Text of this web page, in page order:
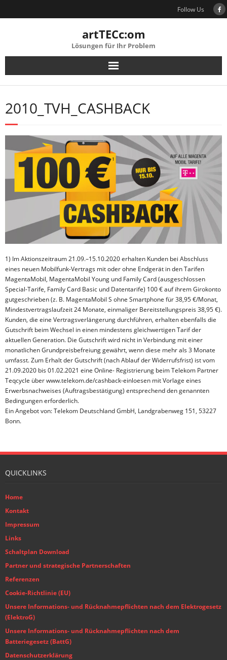
Follow Us
artTECc:om
Lösungen für Ihr Problem
2010_TVH_CASHBACK
1) Im Aktionszeitraum 21.09.–15.10.2020 erhalten Kunden bei Abschluss
eines neuen Mobilfunk-Vertrags mit oder ohne Endgerät in den Tarifen
MagentaMobil, MagentaMobil Young und Family Card (ausgeschlossen
Special-Tarife, Family Card Basic und Datentarife) 100 € auf ihrem Girokonto
gutgeschrieben (z. B. MagentaMobil S ohne Smartphone für 38,95 €/Monat,
Mindestvertragslaufzeit 24 Monate, einmaliger Bereitstellungspreis 38,95 €).
Kunden, die eine Vertragsverlängerung durchführen, erhalten ebenfalls die
Gutschrift beim Wechsel in einen mindestens gleichwertigen Tarif der
aktuellen Generation. Die Gutschrift wird nicht in Verbindung mit einer
monatlichen Grundpreisbefreiung gewährt, wenn diese mehr als 3 Monate
umfasst. Zum Erhalt der Gutschrift (nach Ablauf der Widerrufsfrist) ist vom
21.09.2020 bis 01.02.2021 eine Online- Registrierung beim Telekom Partner
Teqcycle über www.telekom.de/cashback-einloesen mit Vorlage eines
Erwerbsnachweises (Auftragsbestätigung) entsprechend den genannten
Bedingungen erforderlich.
Ein Angebot von: Telekom Deutschland GmbH, Landgrabenweg 151, 53227
Bonn.
QUICKLINKS
Home
Kontakt
Impressum
Links
Schaltplan Download
Partner und strategische Partnerschaften
Referenzen
Cookie-Richtlinie (EU)
Unsere Informations- und Rücknahmepflichten nach dem Elektrogesetz
(ElektroG)
Unsere Informations- und Rücknahmepflichten nach dem
Batteriegesetz (BattG)
Datenschutzerklärung